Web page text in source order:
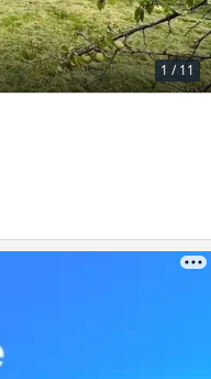
1 / 11